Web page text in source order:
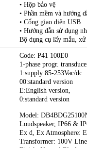
• Hộp bảo vệ
• Phần mềm và hướng
• Cổng giao diện USB
• Hướng dẫn sử dụng
Bộ dụng cụ lấy mẫu,
Code: P41 100E0
1-phase progr.
1:supply 85-253Vac/dc
00:standard version
E:English version,
0:standard version
Model:
Loudspeaker, IP66 &
Ex d, Ex Atmosphere:
Transformer: 100V